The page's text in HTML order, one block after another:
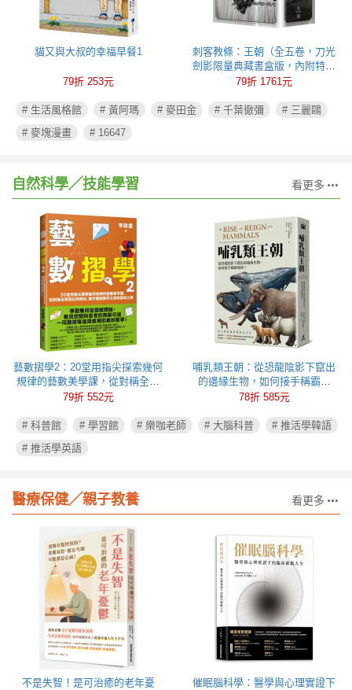
貓又與大叔的幸福早餐1
79折 253元
刺客教條：王朝（全五卷，刀光
劍影限量典藏書盒版，內附特製
刺客水墨古風海報）
79折 1761元
# 生活風格館 # 黃阿瑪 # 麥田金 # 千葉徹彌
# 三麗鷗
# 麥塊漫畫
# 16647
自然科學╱技能學習 看更多
藝數摺學2：20堂用指尖探索幾何
規律的藝數美學課，從對稱全等
到比例相似，動手體驗數學之用
79折 552元
哺乳類王朝：從恐龍陰影下竄出
的邊緣生物，如何接手稱霸地
球？
78折 585元
# 科普館 # 學習館 # 樂咖老師 # 大腦科普
# 推活學韓語
# 推活學英語
醫療保健╱親子教養 看更多
不是失智！是可治癒的老年憂
催眠腦科學：醫學與心理實證下